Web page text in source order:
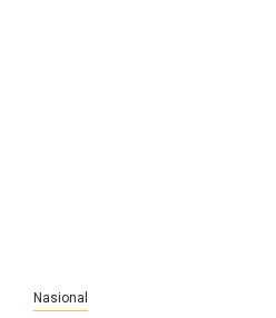
Nasional